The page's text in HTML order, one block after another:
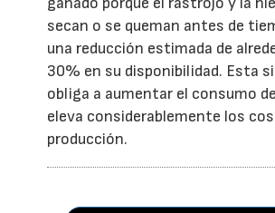
secan o se queman antes de
una reducción estimada de
30% en su disponibilidad. Esta
obliga a aumentar el consumo
eleva considerablemente los
producción.